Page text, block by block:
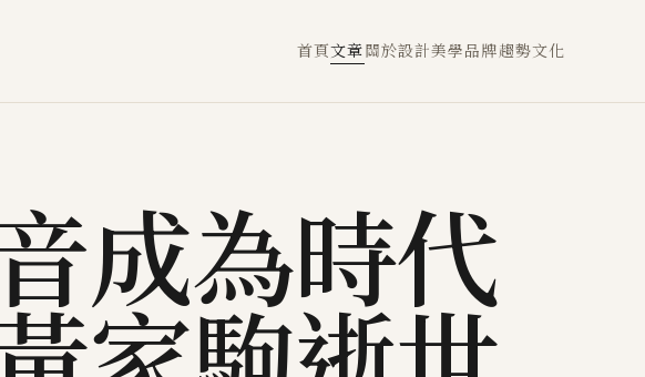
首頁文章關於設計美學品牌趨勢文化
成為時代